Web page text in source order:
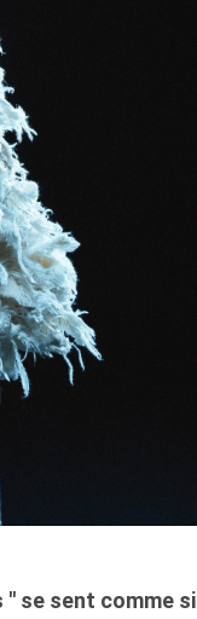
se sent comme si